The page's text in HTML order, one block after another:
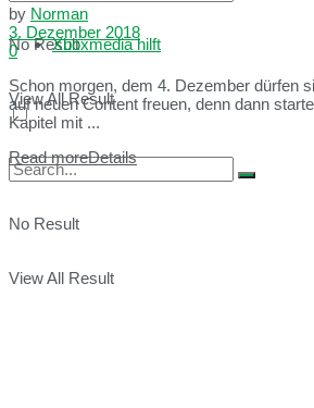
No Result
View All Result
Xboxmedia hilft
No Result
View All Result
by Norman
3. Dezember 2018
0
Schon morgen, dem 4. Dezember dürfen
auf neuen Content freuen, denn dann
Kapitel mit ...
Read moreDetails